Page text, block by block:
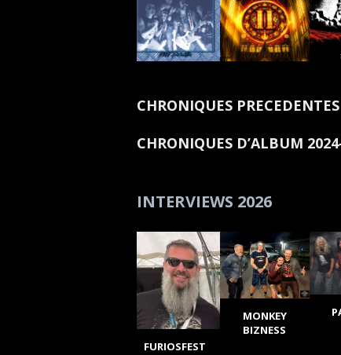
CHRONIQUES PRECEDENTES
CHRONIQUES D’ALBUM
INTERVIEWS 2026
FURIOSFEST
MONKEY
BIZNESS